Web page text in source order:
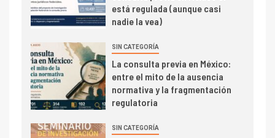
está regulada (aunque casi
nadie la vea)
SIN CATEGORÍA
La consulta previa en México:
entre el mito de la ausencia
normativa y la fragmentación
regulatoria
SIN CATEGORÍA